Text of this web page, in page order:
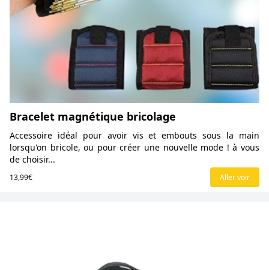
Bracelet magnétique bricolage
Accessoire idéal pour avoir vis et embouts sous la main
lorsqu'on bricole, ou pour créer une nouvelle mode ! à vous
de choisir...
13,99€ Aller voir